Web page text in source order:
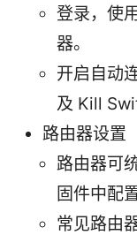
登录，使
器。
开启自动
及 Kill
路由器设置
路由器可
固件中配
常见路由